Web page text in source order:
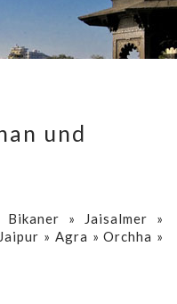
und
» Jaisalmer »
» Agra » Orchha »